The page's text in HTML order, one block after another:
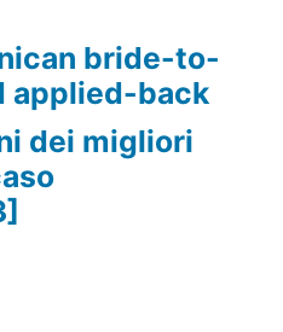
bride-to-
applied-back
dei migliori